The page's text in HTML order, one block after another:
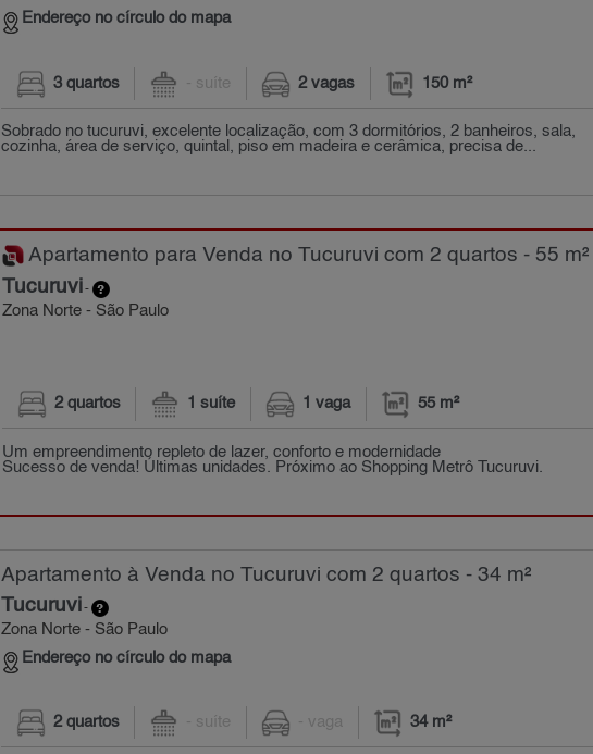
Endereço no círculo do mapa
3 quartos - suíte 2 vagas 150 m²
Sobrado no tucuruvi, excelente localização, com 3 dormitórios, 2 banheiros, sala,
cozinha, área de serviço, quintal, piso em madeira e cerâmica, precisa de...
Apartamento para Venda no Tucuruvi com 2 quartos - 55 m²
Tucuruvi-
Zona Norte - São Paulo
2 quartos 1 suíte 1 vaga 55 m²
Um empreendimento repleto de lazer, conforto e modernidade
Sucesso de venda! Últimas unidades. Próximo ao Shopping Metrô Tucuruvi.
Apartamento à Venda no Tucuruvi com 2 quartos - 34 m²
Tucuruvi-
Zona Norte - São Paulo
Endereço no círculo do mapa
2 quartos - suíte - vaga 34 m²